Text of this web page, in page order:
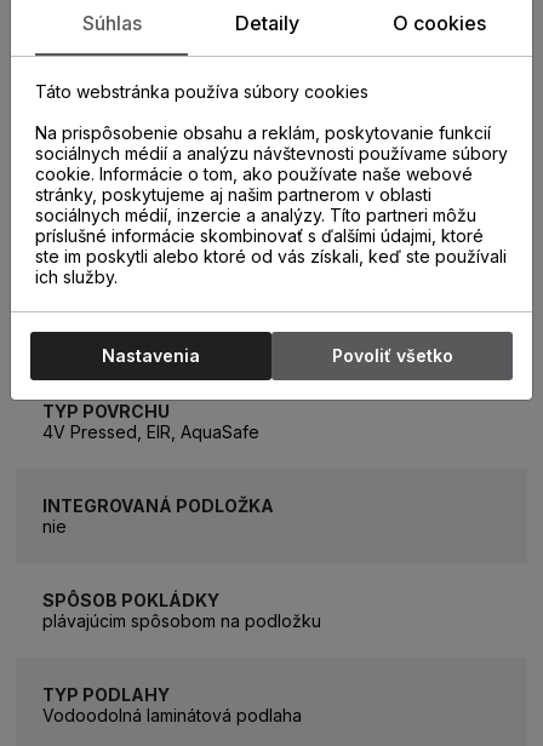
TYP SPOJA
PerfectFold
HRÚBKA PODLAHY
9,5 mm
TEPELNÝ ODPOR
0,06m2K/W
PODLAHOVÉ VYKUROVANIE
áno
TYP POVRCHU
4V Pressed, EIR, AquaSafe
INTEGROVANÁ PODLOŽKA
nie
SPÔSOB POKLÁDKY
plávajúcim spôsobom na podložku
TYP PODLAHY
Vodoodolná laminátová podlaha
Súhlas Detaily O cookies
Táto webstránka používa súbory cookies
Na prispôsobenie obsahu a reklám, poskytovanie funkcií
sociálnych médií a analýzu návštevnosti používame súbory
cookie. Informácie o tom, ako používate naše webové
stránky, poskytujeme aj našim partnerom v oblasti
sociálnych médií, inzercie a analýzy. Títo partneri môžu
príslušné informácie skombinovať s ďalšími údajmi, ktoré
ste im poskytli alebo ktoré od vás získali, keď ste používali
ich služby.
Nastavenia Povoliť všetko